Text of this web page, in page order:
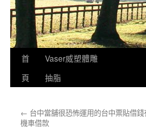
跳
要
首
頁
Vaser威塑體雕
抽脂
← 台中當舖很恐怖運用的台中票貼借
機車借款